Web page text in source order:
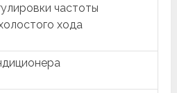
частоты
хода